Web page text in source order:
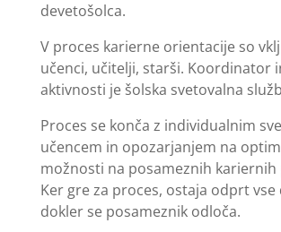
devetošolca.
V proces karierne orientacije so
učenci, učitelji, starši. Koordinator
aktivnosti je šolska svetovalna
Proces se konča z individualnim
učencem in opozarjanjem na
možnosti na posameznih
Ker gre za proces, ostaja odprt vse
dokler se posameznik odloča.